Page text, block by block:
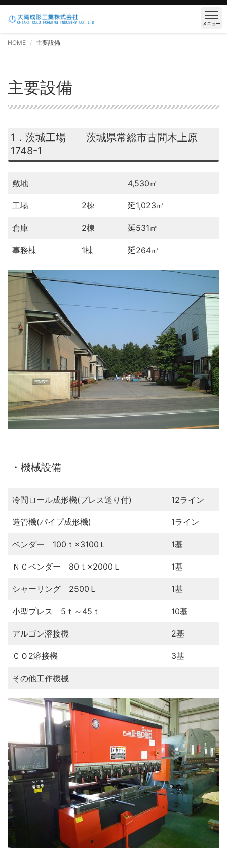
メニュー
HOME 主要設備
主要設備
1．茨城工場 茨城県常総市古間木上原
1748-1
敷地 4,530㎡
工場 2棟 延1,023㎡
倉庫 2棟 延531㎡
事務棟 1棟 延264㎡
・機械設備
冷間ロール成形機(プレス送り付) 12ライン
造管機(パイプ成形機) 1ライン
ベンダー 100ｔ×3100Ｌ 1基
ＮＣベンダー 80ｔ×2000Ｌ 1基
シャーリング 2500Ｌ 1基
小型プレス 5ｔ～45ｔ 10基
アルゴン溶接機 2基
ＣＯ2溶接機 3基
その他工作機械